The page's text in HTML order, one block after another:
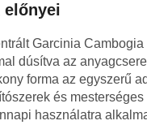
előnyei
Garcinia
dúsítva az
forma az egyszerű
és
használatra